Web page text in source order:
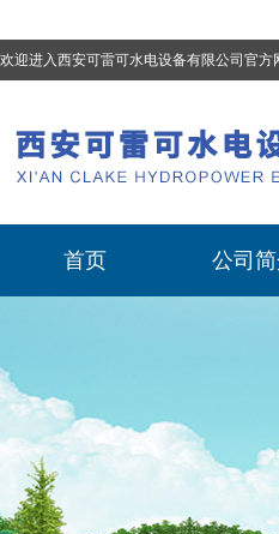
欢迎进入西安可雷可水电设备有限公司官方
首页 公司